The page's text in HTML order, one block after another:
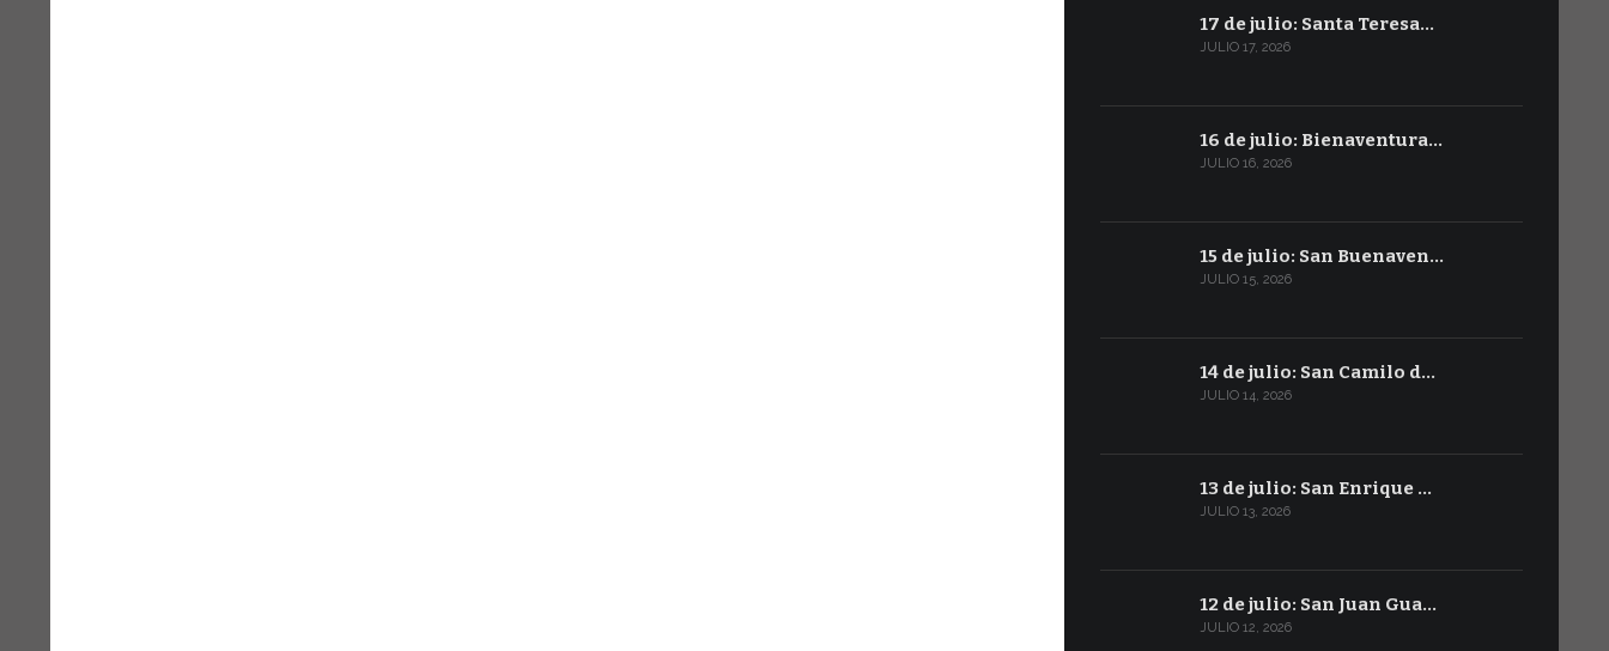
17 de julio: Santa Teresa…
JULIO 17, 2026
16 de julio: Bienaventura…
JULIO 16, 2026
15 de julio: San Buenaven…
JULIO 15, 2026
14 de julio: San Camilo d…
JULIO 14, 2026
13 de julio: San Enrique …
JULIO 13, 2026
12 de julio: San Juan Gua…
JULIO 12, 2026